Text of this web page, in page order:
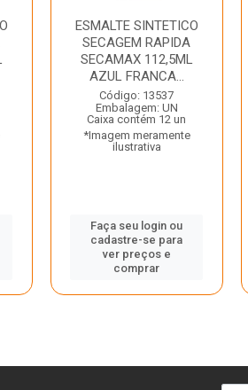
ESMALTE SINTETICO
SECAGEM RAPIDA
SECAMAX 112,5ML
AZUL FRANCA...
Código: 13537
Embalagem: UN
Caixa contém 12 un
*Imagem meramente
ilustrativa
Faça seu login ou
cadastre-se para
ver preços e
comprar